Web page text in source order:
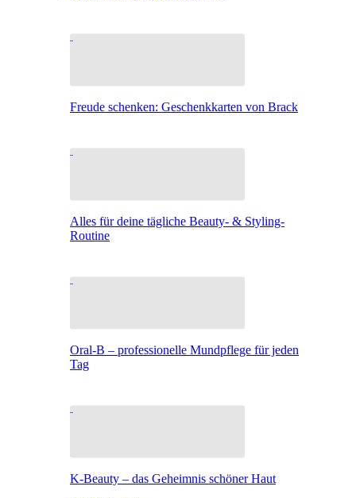
Freude schenken: Geschenkkarten von Brack
Alles für deine tägliche Beauty- & Styling-
Routine
Oral-B – professionelle Mundpflege für jeden
Tag
K-Beauty – das Geheimnis schöner Haut